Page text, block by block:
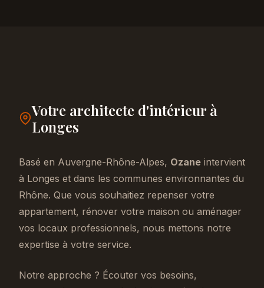
Votre architecte d'intérieur à
Longes
Basé en Auvergne-Rhône-Alpes, Ozane intervient
à Longes et dans les communes environnantes du
Rhône. Que vous souhaitiez repenser votre
appartement, rénover votre maison ou aménager
vos locaux professionnels, nous mettons notre
expertise à votre service.
Notre approche ? Écouter vos besoins,